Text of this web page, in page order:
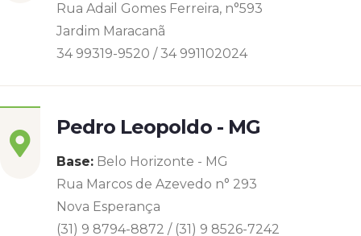
Rua Adail Gomes Ferreira, n°593
Jardim Maracanã
34 99319-9520 / 34 991102024
Pedro Leopoldo - MG
Base: Belo Horizonte - MG
Rua Marcos de Azevedo n° 293
Nova Esperança
(31) 9 8794-8872 / (31) 9 8526-7242